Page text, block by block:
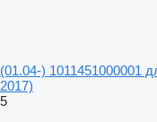
(01.04-) 1011451000001
2017)
5